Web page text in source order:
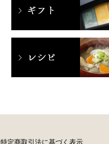
特定商取引法に基づく表示